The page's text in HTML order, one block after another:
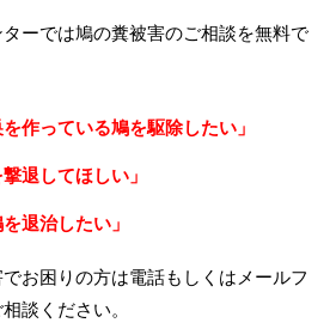
ーでは鳩の糞被害のご相談を無料で
を作っている鳩を駆除したい」
退してほしい」
退治したい」
お困りの方は電話もしくはメールフ
談ください。